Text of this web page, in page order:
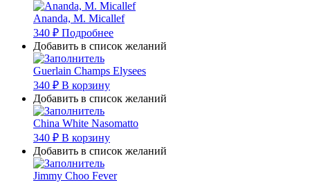
Ananda, M. Micallef
340 ₽ Подробнее
Добавить в список желаний
Guerlain Champs Elysees
340 ₽ В корзину
Добавить в список желаний
China White Nasomatto
340 ₽ В корзину
Добавить в список желаний
Jimmy Choo Fever